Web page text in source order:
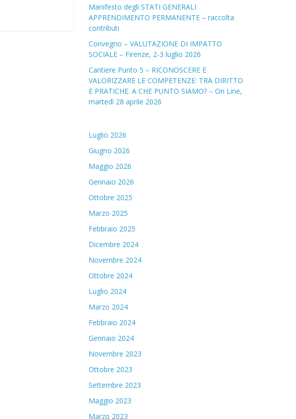
Manifesto degli STATI GENERALI
APPRENDIMENTO PERMANENTE – raccolta
contributi
Convegno – VALUTAZIONE DI IMPATTO
SOCIALE – Firenze, 2-3 luglio 2026
Cantiere Punto 5 – RICONOSCERE E
VALORIZZARE LE COMPETENZE: TRA DIRITTO
E PRATICHE. A CHE PUNTO SIAMO? – On Line,
martedì 28 aprile 2026
Luglio 2026
Giugno 2026
Maggio 2026
Gennaio 2026
Ottobre 2025
Marzo 2025
Febbraio 2025
Dicembre 2024
Novembre 2024
Ottobre 2024
Luglio 2024
Marzo 2024
Febbraio 2024
Gennaio 2024
Novembre 2023
Ottobre 2023
Settembre 2023
Maggio 2023
Marzo 2023